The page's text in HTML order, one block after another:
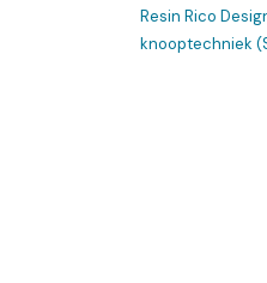
Resin Rico
knooptechniek